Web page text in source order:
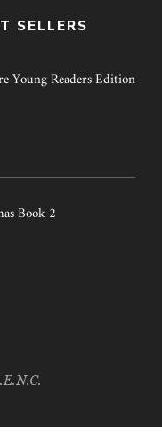
SELLERS
Young Readers Edition
Book 2